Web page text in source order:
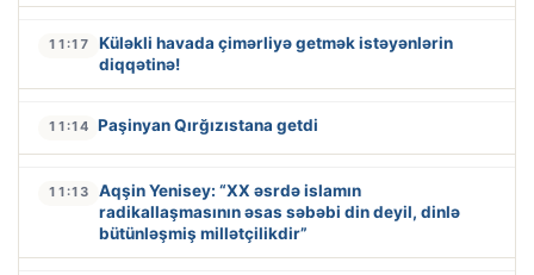
11:17
Küləkli havada çimərliyə getmək istəyənlərin
diqqətinə!
11:14 Paşinyan Qırğızıstana getdi
11:13
Aqşin Yenisey: “XX əsrdə islamın
radikallaşmasının əsas səbəbi din deyil, dinlə
bütünləşmiş millətçilikdir”